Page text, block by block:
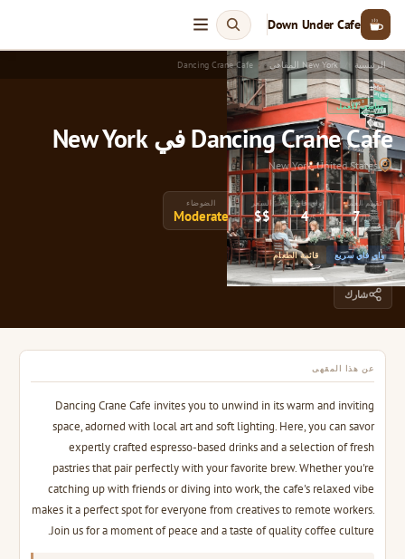
Down Under Cafe
الرئيسية New York المقاهي Dancing Crane Cafe
مناسب للعمل
Dancing Crane Cafe في New York
New York, United States
تقييم العمل
7/10
واي فاي
4/5
السعر
$$
الضوضاء
Moderate
واي فاي سريع قائمة الطعام
شارك
عن هذا المقهى
Dancing Crane Cafe invites you to unwind in its warm and inviting
space, adorned with local art and soft lighting. Here, you can savor
expertly crafted espresso-based drinks and a selection of fresh
pastries that pair perfectly with your favorite brew. Whether you're
catching up with friends or diving into work, the cafe's relaxed vibe
makes it a perfect spot for everyone from creatives to remote workers.
Join us for a moment of peace and a taste of quality coffee culture.